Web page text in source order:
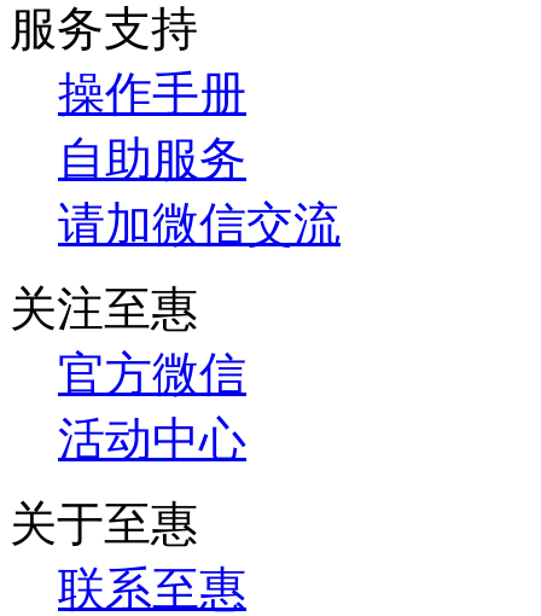
服务支持
操作手册
自助服务
请加微信交流
关注至惠
官方微信
活动中心
关于至惠
联系至惠